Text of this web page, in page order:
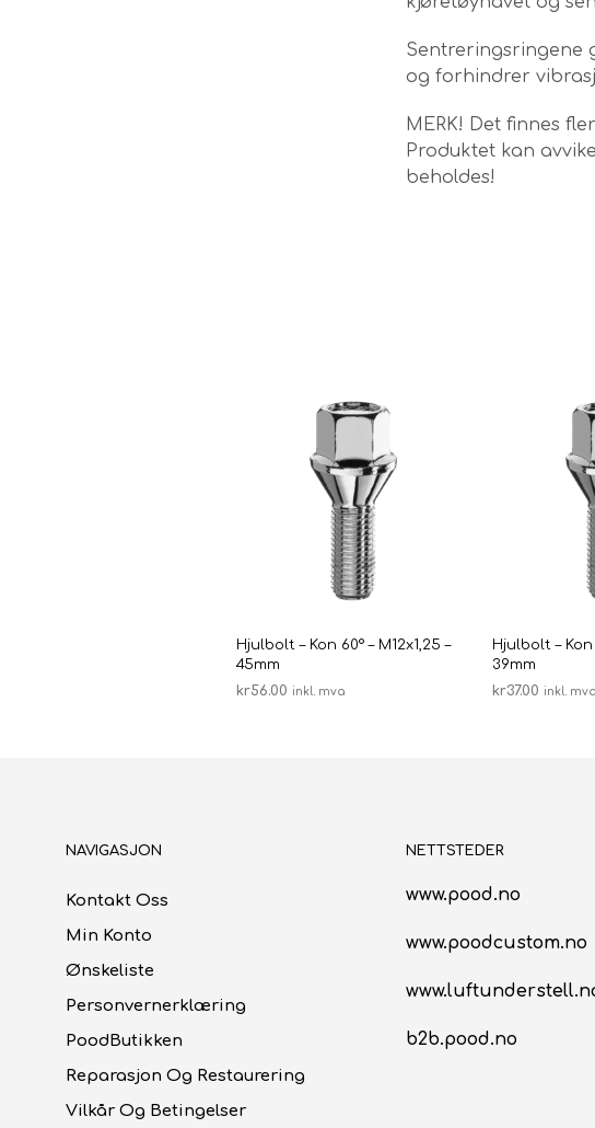
Sentreringsringene
og forhindrer
MERK! Det finnes
Produktet kan
beholdes!
Hjulbolt – Kon 60° – M12x1,25 –
45mm
kr56.00 inkl. mva
Hjulbolt – Kon
39mm
kr37.00 inkl. mva
NAVIGASJON
Kontakt Oss
Min Konto
Ønskeliste
Personvernerklæring
PoodButikken
Reparasjon Og Restaurering
Vilkår Og Betingelser
NETTSTEDER
www.pood.no
www.poodcustom.no
b2b.pood.no